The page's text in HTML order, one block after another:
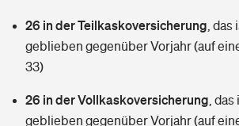
Sie haben Fragen?
Restkreditversicherung
Zur Übersicht
Tools
Hundehalter-Haftpflicht
Tools
Wer versichert was: Jetzt Versicherer finden
26 in der Teilkaskoversicherung das
geblieben gegenüber Vorjahr (auf
33)
26 in der Vollkaskoversicherung das
geblieben gegenüber Vorjahr (auf